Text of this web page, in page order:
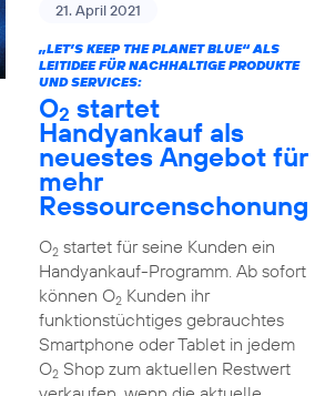
21. April 2021
„LET’S KEEP THE PLANET BLUE“ ALS
LEITIDEE FÜR NACHHALTIGE PRODUKTE
UND SERVICES:
O2 startet
Handyankauf als
neuestes Angebot für
mehr
Ressourcenschonung
O2startet für seine Kunden ein
Handyankauf-Programm. Ab sofort
können O2Kunden ihr
funktionstüchtiges gebrauchtes
Smartphone oder Tablet in jedem
O2Shop zum aktuellen Restwert